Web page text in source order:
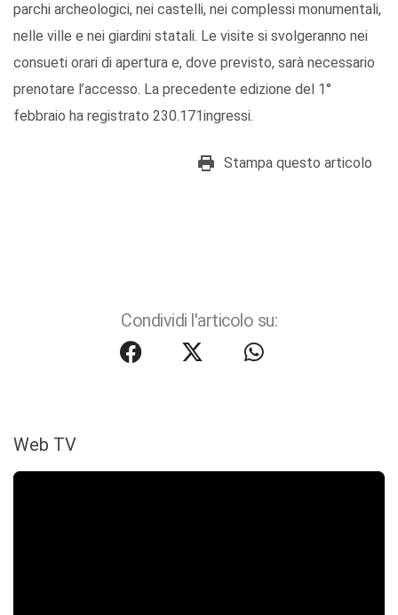
parchi archeologici, nei castelli, nei complessi monumentali,
nelle ville e nei giardini statali. Le visite si svolgeranno nei
consueti orari di apertura e, dove previsto, sarà necessario
prenotare l’accesso. La precedente edizione del 1°
febbraio ha registrato 230.171ingressi.
Stampa questo articolo
Condividi l'articolo su:
Web TV